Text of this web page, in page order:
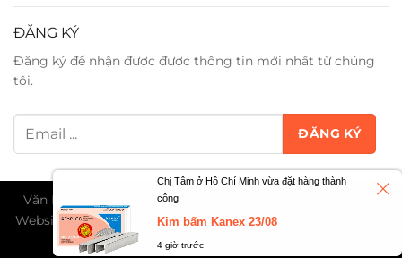
ĐĂNG KÝ
Đăng ký để nhận được được thông tin mới nhất từ chúng
tôi.
Văn Phòng Phẩm Trân Phát ©2026. All Rights Reserved -
Website đang trong giai đoạn thử nghiệm và chờ cấp phép
TMĐT...
Chị Tâm ở Hồ Chí Minh vừa đặt hàng thành
công
Kim bấm Kanex 23/08
4 giờ trước